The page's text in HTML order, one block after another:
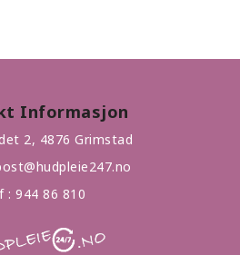
Informasjon
2, 4876 Grimstad
: 944 86 810